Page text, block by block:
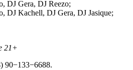
Gera, DJ Reezo;
Kachell, DJ Gera, DJ Jasique;
21+
90−133−6688.